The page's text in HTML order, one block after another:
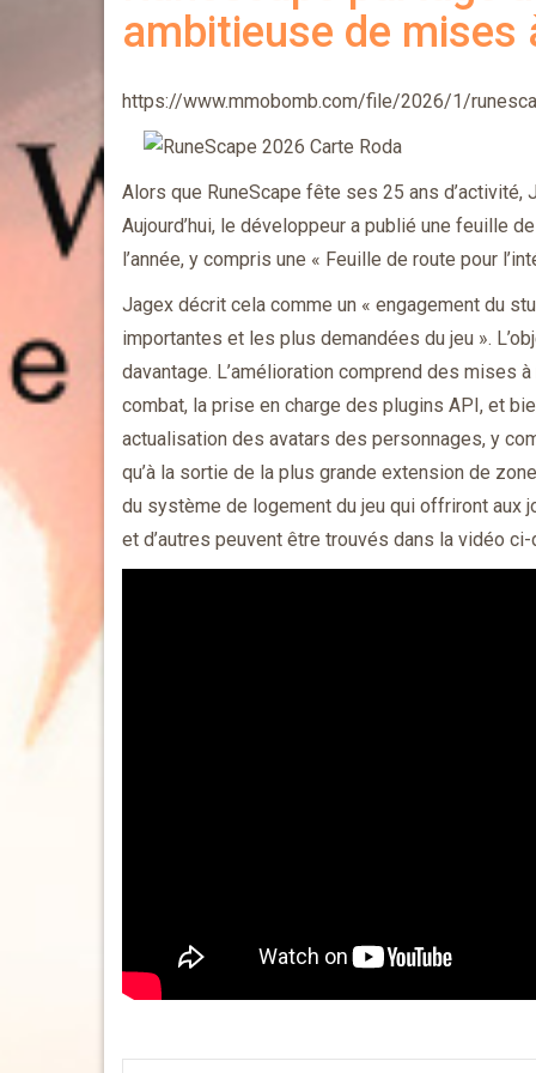
ambitieuse de mises
https://www.mmobomb.com/file/2026/1/
Alors que RuneScape fête ses 25 ans
Aujourd’hui, le développeur a publié une feuille
l’année, y compris une « Feuille de route pour
Jagex décrit cela comme un « engagement du
importantes et les plus demandées du jeu ».
davantage. L’amélioration comprend des mises
combat, la prise en charge des plugins API, et
actualisation des avatars des personnages, y
qu’à la sortie de la plus grande extension de
du système de logement du jeu qui offriront aux
et d’autres peuvent être trouvés dans la vidéo